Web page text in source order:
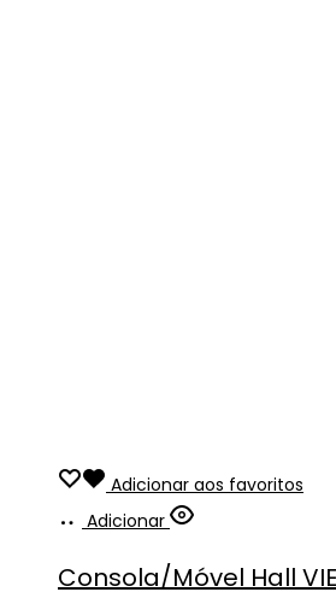
Adicionar aos favoritos
Adicionar
Consola/Móvel Hall